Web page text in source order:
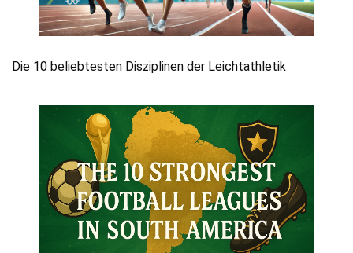
Die 10 beliebtesten Disziplinen der Leichtathletik